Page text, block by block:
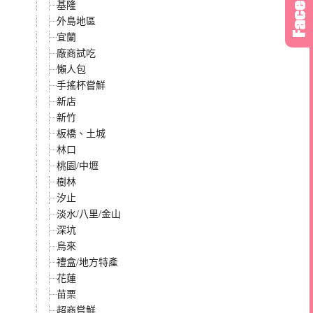
基隆
外島地區
宜蘭
廠商試吃
懶人包
手搖杯嘗鮮
新店
新竹
板橋、土城
林口
桃園/中壢
樹林
汐止
淡水/八里/金山
深坑
烏來
禮盒/地方特產
花蓮
苗栗
超商嘗鮮